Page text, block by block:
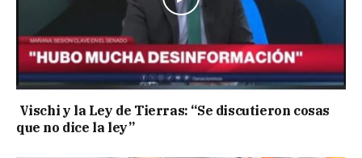
Vischi y la Ley de Tierras: “Se discutieron cosas
que no dice la ley”